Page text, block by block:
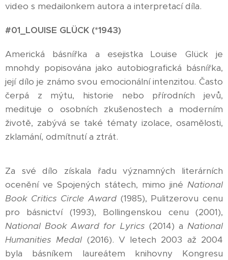
video s medailonkem autora a interpretací díla.
#01_LOUISE GLÜCK (*1943)
Americká básnířka a esejistka Louise Glück je
mnohdy popisována jako autobiografická básnířka,
její dílo je známo svou emocionální intenzitou. Často
čerpá z mýtu, historie nebo přírodních jevů,
medituje o osobních zkušenostech a moderním
životě, zabývá se také tématy izolace, osamělosti,
zklamání, odmítnutí a ztrát.
Za své dílo získala řadu významných literárních
ocenění ve Spojených státech, mimo jiné National
Book Critics Circle Award (1985), Pulitzerovu cenu
pro básnictví (1993), Bollingenskou cenu (2001),
National Book Award for Lyrics (2014) aNational
Humanities Medal (2016). V letech 2003 až 2004
byla básníkem laureátem knihovny Kongresu